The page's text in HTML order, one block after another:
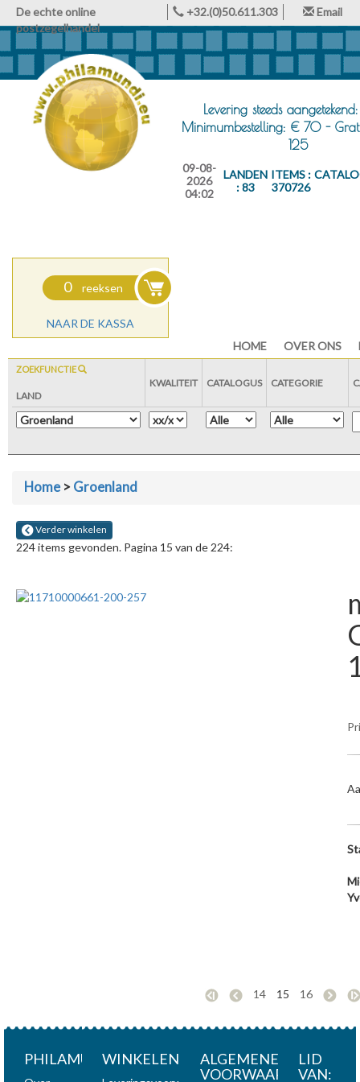
De echte online
postzegelhandel
+32.(0)50.611.303 Email
Levering steeds
Minimumbestelling: € 70 -
125
09-08-
2026
04:02
LANDEN
: 83
ITEMS :
370726
0 reeksen
NAAR DE KASSA
HOME
OVER ONS
ZOEKFUNCTIE
LAND
KWALITEIT CATALOGUS CATEGORIE
Home>Groenland
Verder winkelen
224 items gevonden. Pagina 15 van de 224:
14 15 16
PHILAMUNDIWINKELEN
ALGEMENE
VOORWAARDEN
LID
VAN: